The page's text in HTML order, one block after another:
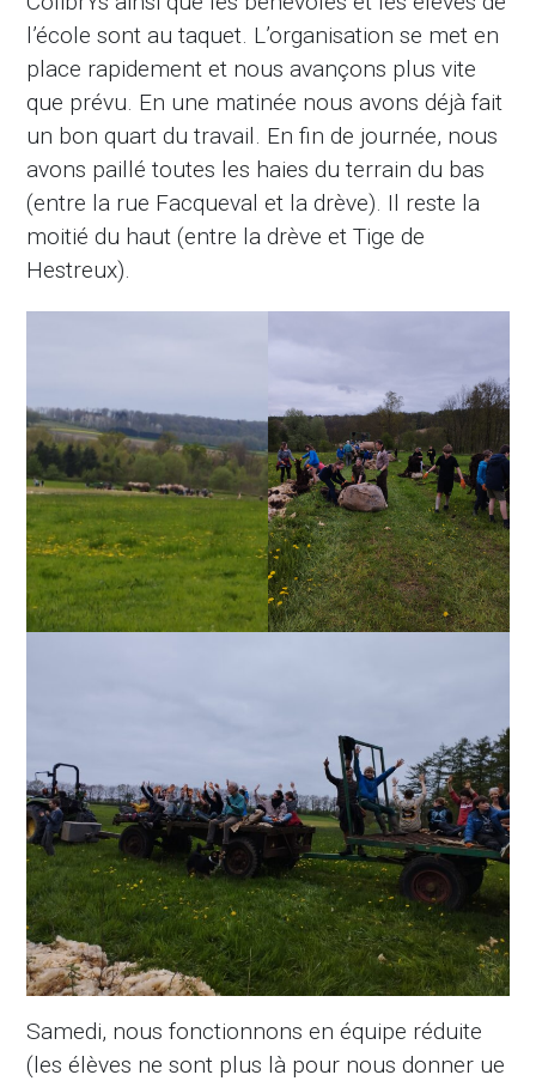
l’école sont au taquet. L’organisation se met en
place rapidement et nous avançons plus vite
que prévu. En une matinée nous avons déjà fait
un bon quart du travail. En fin de journée, nous
avons paillé toutes les haies du terrain du bas
(entre la rue Facqueval et la drève). Il reste la
moitié du haut (entre la drève et Tige de
Hestreux).
Samedi, nous fonctionnons en équipe réduite
(les élèves ne sont plus là pour nous donner ue